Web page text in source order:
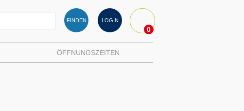
ÖFFNUNGSZEITEN
0
LOGIN
FINDEN